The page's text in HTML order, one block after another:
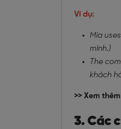
Ví dụ:
Mia
mình.)
The
khách
>> Xem
3. Các